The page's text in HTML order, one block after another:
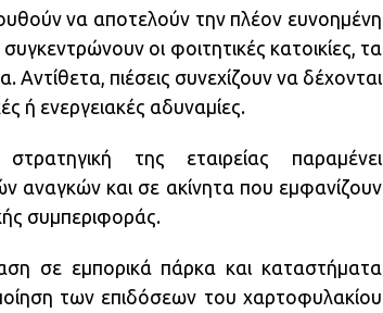
να αποτελούν την πλέον ευνοημένη
οι φοιτητικές κατοικίες, τα
Αντίθετα, πιέσεις συνεχίζουν να δέχονται
ή ενεργειακές αδυναμίες.
της εταιρείας παραμένει
αναγκών και σε ακίνητα που εμφανίζουν
συμπεριφοράς.
σε εμπορικά πάρκα και καταστήματα
των επιδόσεων του χαρτοφυλακίου